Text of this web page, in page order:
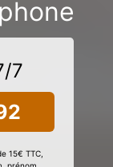
7
15€ TTC,